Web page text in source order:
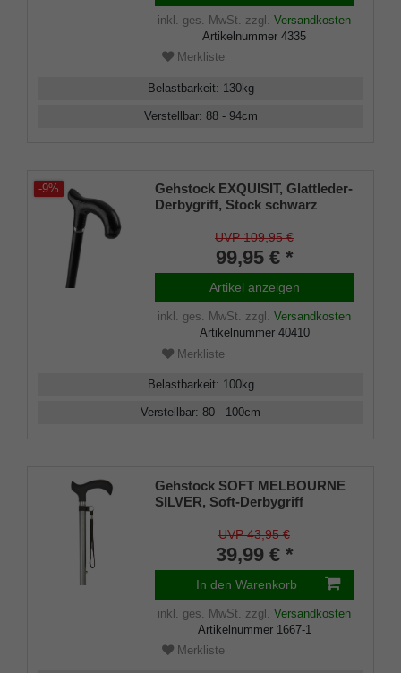
inkl. ges. MwSt. zzgl. Versandkosten
Artikelnummer 4335
Merkliste
Belastbarkeit: 130kg
Verstellbar: 88 - 94cm
-9%
Gehstock EXQUISIT, Glattleder-
Derbygriff, Stock schwarz
80-100 cm, inkl. Gummipuffer
UVP 109,95 €
99,95 € *
Artikel anzeigen
inkl. ges. MwSt. zzgl. Versandkosten
Artikelnummer 40410
Merkliste
Belastbarkeit: 100kg
Verstellbar: 80 - 100cm
Gehstock SOFT MELBOURNE
SILVER, Soft-Derbygriff
silberfarben, verstellbar ca. 76-
99 cm, bis 110 Kg, inkl.
Tragschlaufe und Gummipuffer
UVP 43,95 €
39,99 € *
In den Warenkorb
inkl. ges. MwSt. zzgl. Versandkosten
Artikelnummer 1667-1
Merkliste